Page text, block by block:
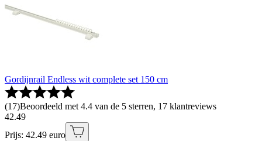
Gordijnrail Endless wit complete set 150 cm
(17)Beoordeeld met 4.4 van de 5 sterren, 17 klantreviews
42.49
Prijs: 42.49 euro